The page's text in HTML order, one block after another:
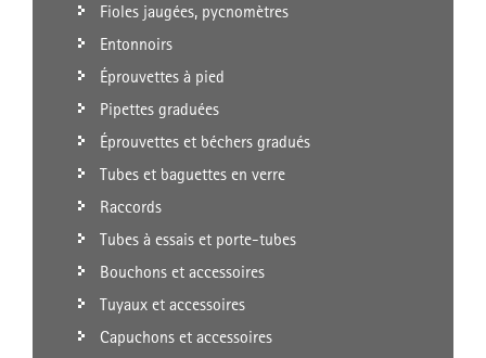
Fioles jaugées, pycnomètres
Entonnoirs
Éprouvettes à pied
Pipettes graduées
Éprouvettes et béchers gradués
Tubes et baguettes en verre
Raccords
Tubes à essais et porte-tubes
Bouchons et accessoires
Tuyaux et accessoires
Capuchons et accessoires